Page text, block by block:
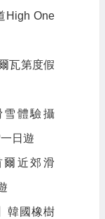
High One
瓦第度假
雪體驗攝
日遊
爾近郊滑
韓國橡樹